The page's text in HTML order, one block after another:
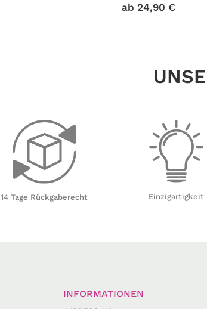
ab 24,90 €
14 Tage Rückgaberecht Einzigartigkeit
INFORMATIONEN